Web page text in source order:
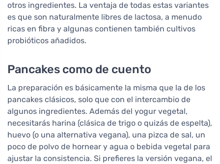
otros ingredientes. La ventaja de todas estas variantes
es que son naturalmente libres de lactosa, a menudo
ricas en fibra y algunas contienen también cultivos
probióticos añadidos.
Pancakes como de cuento
La preparación es básicamente la misma que la de los
pancakes clásicos, solo que con el intercambio de
algunos ingredientes. Además del yogur vegetal,
necesitarás harina (clásica de trigo o quizás de espelta),
huevo (o una alternativa vegana), una pizca de sal, un
poco de polvo de hornear y agua o bebida vegetal para
ajustar la consistencia. Si prefieres la versión vegana, el